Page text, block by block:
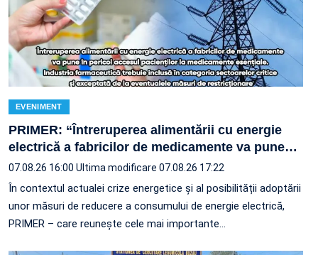
EVENIMENT
PRIMER: “Întreruperea alimentării cu energie
electrică a fabricilor de medicamente va pune…
07.08.26 16:00 Ultima modificare 07.08.26 17:22
În contextul actualei crize energetice și al posibilității adoptării
unor măsuri de reducere a consumului de energie electrică,
PRIMER – care reuneşte cele mai importante…